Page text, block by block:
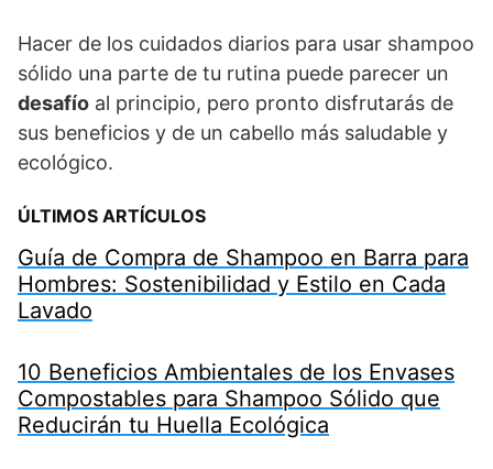
Hacer de los cuidados diarios para usar shampoo
sólido una parte de tu rutina puede parecer un
desafío al principio, pero pronto disfrutarás de
sus beneficios y de un cabello más saludable y
ecológico.
ÚLTIMOS ARTÍCULOS
Guía de Compra de Shampoo en Barra para
Hombres: Sostenibilidad y Estilo en Cada
Lavado
10 Beneficios Ambientales de los Envases
Compostables para Shampoo Sólido que
Reducirán tu Huella Ecológica